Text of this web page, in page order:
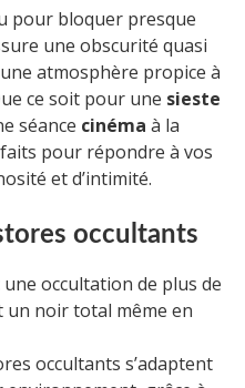
pour bloquer presque
une obscurité quasi
atmosphère propice à
ce soit pour une sieste
séance cinéma à la
pour répondre à vos
et d’intimité.
occultants
une occultation de plus de
un noir total même en
occultants s’adaptent